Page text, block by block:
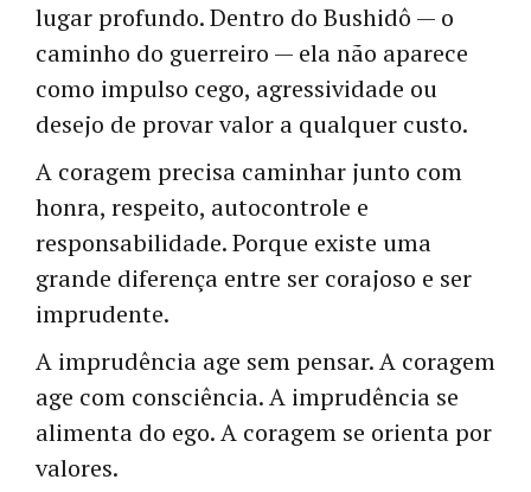
lugar profundo. Dentro do Bushidô — o
caminho do guerreiro — ela não aparece
como impulso cego, agressividade ou
desejo de provar valor a qualquer custo.
A coragem precisa caminhar junto com
honra, respeito, autocontrole e
responsabilidade. Porque existe uma
grande diferença entre ser corajoso e ser
imprudente.
A imprudência age sem pensar. A coragem
age com consciência. A imprudência se
alimenta do ego. A coragem se orienta por
valores.